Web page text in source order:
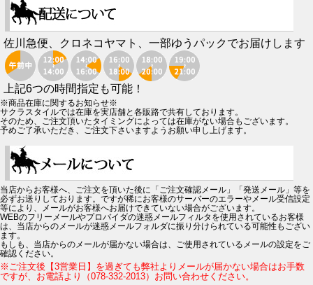
佐川急便、クロネコヤマト、一部ゆうパックでお届けします
上記6つの時間指定も可能！
※商品在庫に関するお知らせ※
サクラスタイルでは在庫を実店舗と各販路で共有しております。
そのため、ご注文頂いたタイミングによっては在庫がない場合もございます。
予めご了承いただき、ご注文下さいますようお願い申し上げます。
当店からお客様へ、ご注文を頂いた後に「ご注文確認メール」「発送メール」等を
必ずお送りしております。ですが稀にお客様のサーバーのエラーやメール受信設定
等により、メールがお客様へお届けできていない場合がございます。
WEBのフリーメールやプロバイダの迷惑メールフィルタを使用されているお客様
は、当店からのメールが迷惑メールフォルダに振り分けられている可能性もござい
ます。
もしも、当店からのメールが届かない場合は、ご使用されているメールの設定をご
確認ください。
※ご注文後【3営業日】を過ぎても弊社よりメールが届かない場合はお手数
ですが、お電話より（078-332-2013）お問い合わせください。